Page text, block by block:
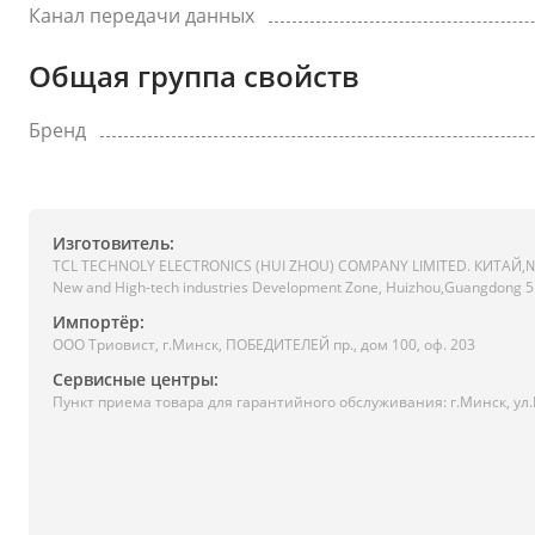
Канал передачи данных
Общая группа свойств
Бренд
Изготовитель:
TCL TECHNOLY ELECTRONICS (HUI ZHOU) COMPANY LIMITED.
New and High-tech industries Development Zone, Huizhou,Guangdong
Импортёр:
ООО Триовист, г.Минск, ПОБЕДИТЕЛЕЙ пр., дом 100, оф. 203
Сервисные центры:
Пункт приема товара для гарантийного обслуживания: г.Минск,